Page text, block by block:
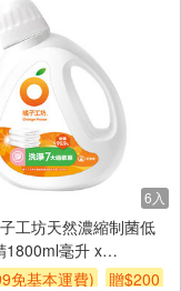
6入
工坊天然濃縮制菌低
1800ml毫升 x
瓶
免基本運費) 贈$200